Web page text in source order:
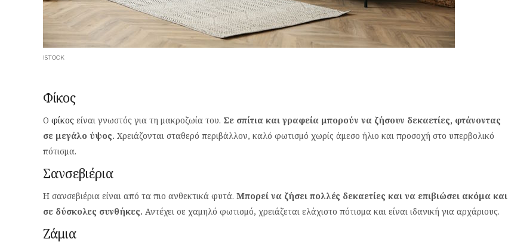
ISTOCK
Φίκος
Ο φίκος είναι γνωστός για τη μακροζωία του. Σε σπίτια και γραφεία μπορούν να ζήσουν δεκαετίες, φτάνοντας
σε μεγάλο ύψος. Χρειάζονται σταθερό περιβάλλον, καλό φωτισμό χωρίς άμεσο ήλιο και προσοχή στο υπερβολικό
πότισμα.
Σανσεβιέρια
Η σανσεβιέρια είναι από τα πιο ανθεκτικά φυτά. Μπορεί να ζήσει πολλές δεκαετίες και να επιβιώσει ακόμα και
σε δύσκολες συνθήκες. Αντέχει σε χαμηλό φωτισμό, χρειάζεται ελάχιστο πότισμα και είναι ιδανική για αρχάριους.
Ζάμια